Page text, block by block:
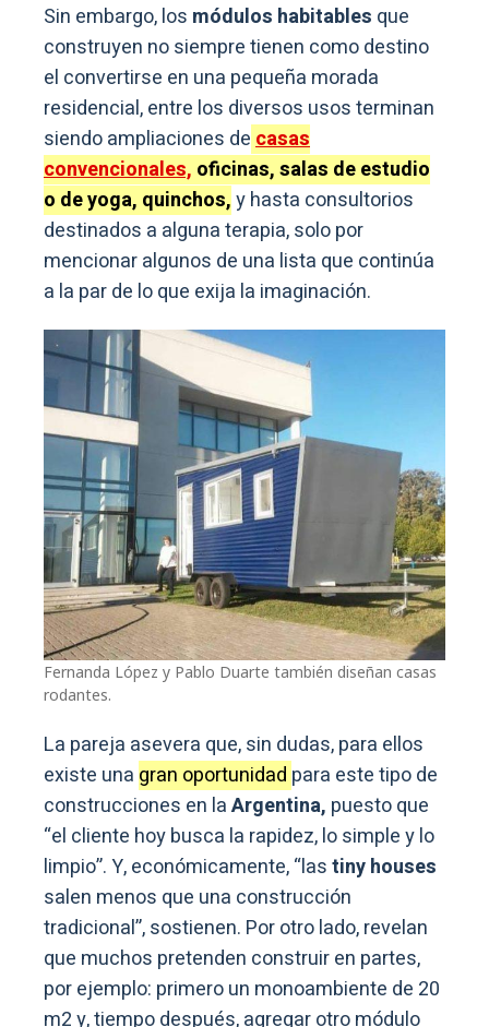
Sin embargo, los módulos habitables que
construyen no siempre tienen como destino
el convertirse en una pequeña morada
residencial, entre los diversos usos terminan
siendo ampliaciones decasas
convencionales, oficinas, salas de estudio
o de yoga, quinchos,y hasta consultorios
destinados a alguna terapia, solo por
mencionar algunos de una lista que continúa
a la par de lo que exija la imaginación.
Fernanda López y Pablo Duarte también diseñan casas
rodantes.
La pareja asevera que, sin dudas, para ellos
existe una gran oportunidad para este tipo de
construcciones en laArgentina, puesto que
“el cliente hoy busca la rapidez, lo simple y lo
limpio”. Y, económicamente, “lastiny houses
salen menos que una construcción
tradicional”, sostienen. Por otro lado, revelan
que muchos pretenden construir en partes,
por ejemplo: primero un monoambiente de 20
m2 y, tiempo después, agregar otro módulo